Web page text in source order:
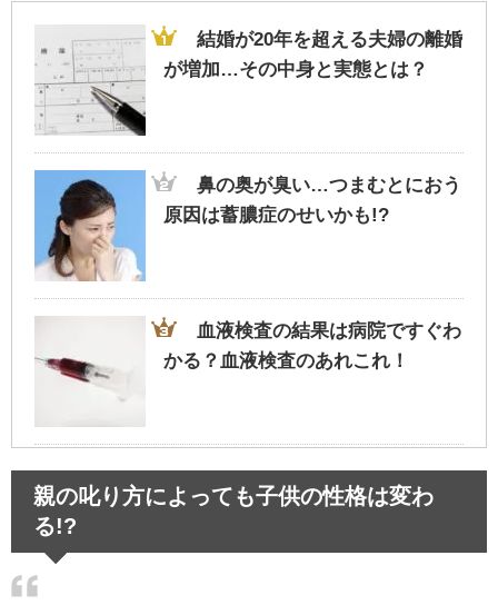
結婚が20年を超える夫婦の離婚
が増加…その中身と実態とは？
鼻の奥が臭い…つまむとにおう
原因は蓄膿症のせいかも!?
血液検査の結果は病院ですぐわ
かる？血液検査のあれこれ！
親の叱り方によっても子供の性格は変わ
る!?